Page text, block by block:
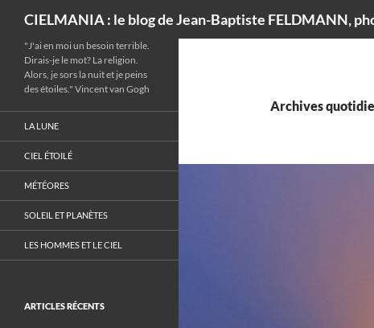
CIELMANIA : le blog de Jean-Baptiste FELDMANN,
Archives
"J'ai en moi un besoin terrible.
Dirais-je le mot? La religion.
Alors, je sors la nuit et je peins
des étoiles." Vincent van Gogh
LA LUNE
CIEL ÉTOILÉ
MÉTÉORES
SOLEIL ET PLANÈTES
LES HOMMES ET LE CIEL
ARTICLES RÉCENTS